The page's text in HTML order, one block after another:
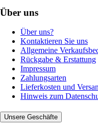
Über uns
Über uns?
Kontaktieren Sie uns
Allgemeine
Rückgabe & Erstattung
Impressum
Zahlungsarten
Lieferkosten und
Hinweis zum
Unsere Geschäfte